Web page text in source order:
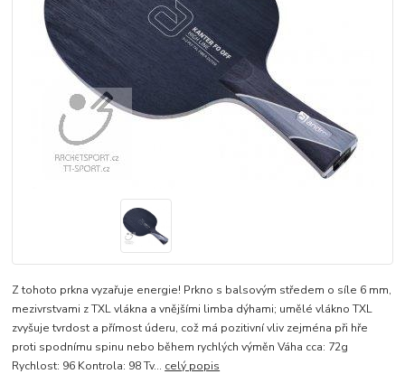
Z tohoto prkna vyzařuje energie! Prkno s balsovým středem o síle 6 mm,
mezivrstvami z TXL vlákna a vnějšími limba dýhami; umělé vlákno TXL
zvyšuje tvrdost a přímost úderu, což má pozitivní vliv zejména při hře
proti spodnímu spinu nebo během rychlých výměn Váha cca: 72g
Rychlost: 96 Kontrola: 98 Tv... celý popis